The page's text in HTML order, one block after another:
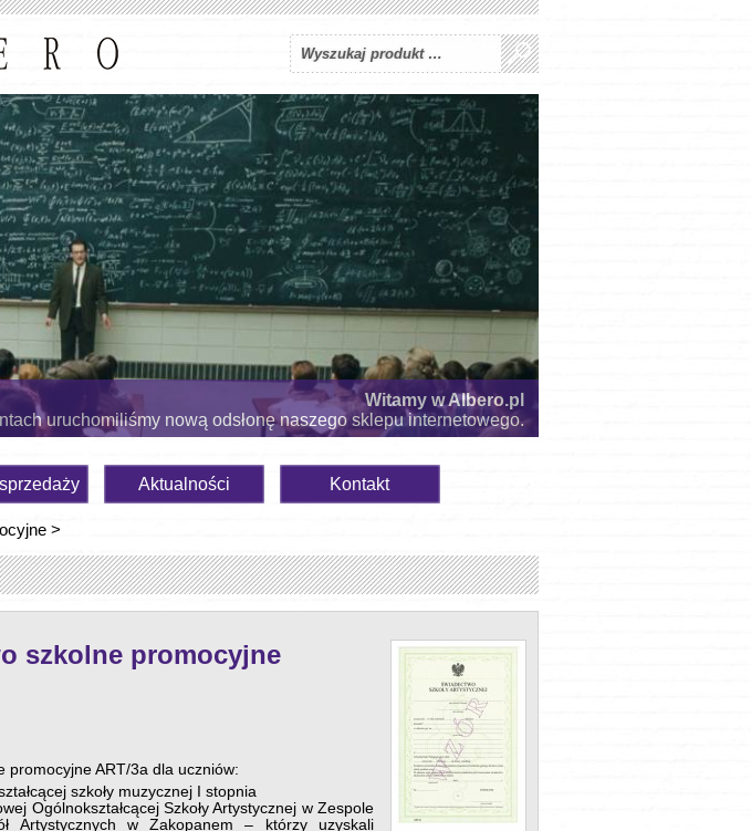
Witamy w Albero.pl
uruchomiliśmy nową odsłonę naszego sklepu internetowego.
Aktualności Kontakt
>
szkolne promocyjne
promocyjne ART/3a dla uczniów:
szkoły muzycznej I stopnia
Ogólnokształcącej Szkoły Artystycznej w Zespole
Artystycznych w Zakopanem – którzy uzyskali